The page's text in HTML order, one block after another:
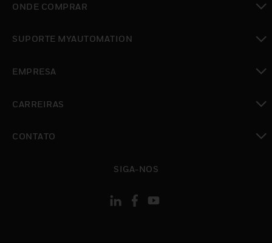
ONDE COMPRAR
SUPORTE MYAUTOMATION
EMPRESA
CARREIRAS
CONTATO
SIGA-NOS